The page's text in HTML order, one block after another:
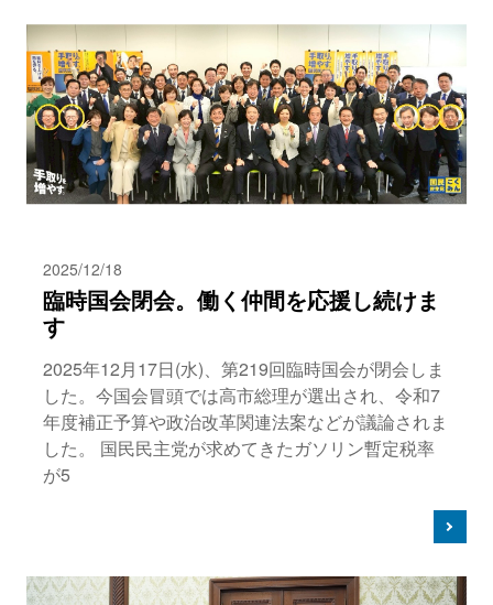
2025/12/18
臨時国会閉会。働く仲間を応援し続けま
す
2025年12月17日(水)、第219回臨時国会が閉会しま
した。今国会冒頭では高市総理が選出され、令和7
年度補正予算や政治改革関連法案などが議論されま
した。 国民民主党が求めてきたガソリン暫定税率
が5